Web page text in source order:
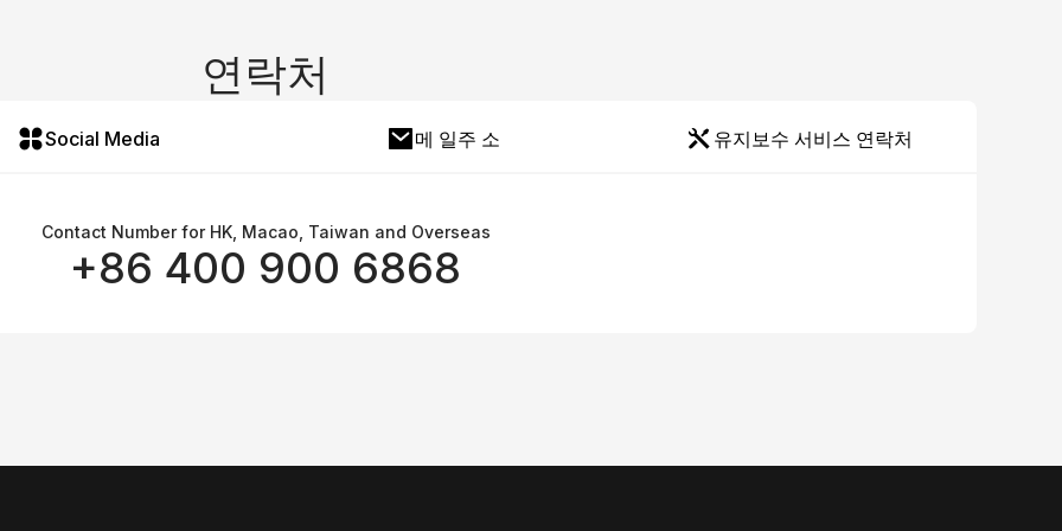
연락처
Social Media 메 일주 소 유지보수 서비스 연락처
Contact Number for HK, Macao, Taiwan and Overseas
+86 400 900 6868